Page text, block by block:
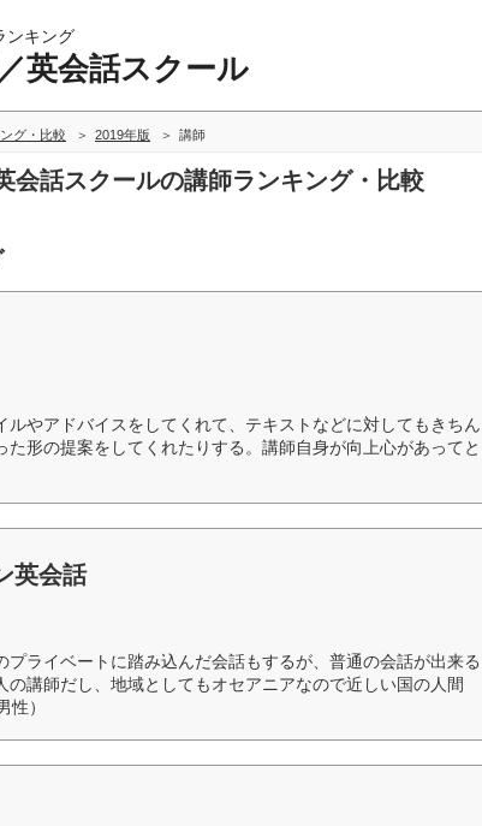
ンキング
英会話スクール
グ・比較 2019年版 講師
会話スクールの講師ランキング・比較
ルやアドバイスをしてくれて、テキストなどに対してもきちん
た形の提案をしてくれたりする。講師自身が向上心があってと
英会話
ライベートに踏み込んだ会話もするが、普通の会話が出来る
の講師だし、地域としてもオセアニアなので近しい国の人間
性）